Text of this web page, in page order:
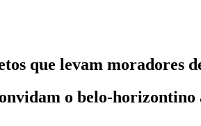
que levam moradores
o belo-